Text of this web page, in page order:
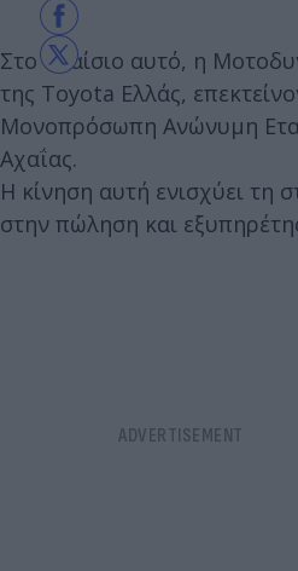
Στο πλαίσιο αυτό, η
της Toyota Ελλάς,
Μονοπρόσωπη Ανώνυμη
Αχαΐας.
Η κίνηση αυτή ενισχύει τη
στην πώληση και